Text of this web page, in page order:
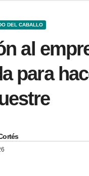
DEL CABALLO
al
para